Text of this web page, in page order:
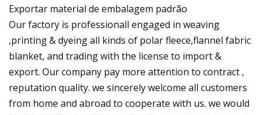
Exportar material de embalagem padrão
Our factory is professionall engaged in weaving
,printing & dyeing all kinds of polar fleece,flannel fabric
blanket, and trading with the license to import &
export. Our company pay more attention to contract ,
reputation quality. we sincerely welcome all customers
from home and abroad to cooperate with us. we would